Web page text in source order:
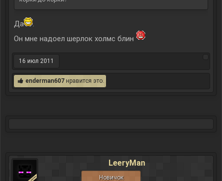
Да
.
Он мне надоел шерлок холмс блин
16 июл 2011
enderman607 нравится это.
LeeryMan
Новичок